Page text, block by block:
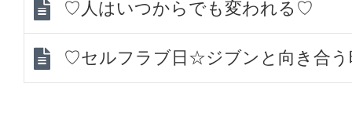
♡人はいつからでも変われる♡
♡セルフラブ日☆ジブンと向き合